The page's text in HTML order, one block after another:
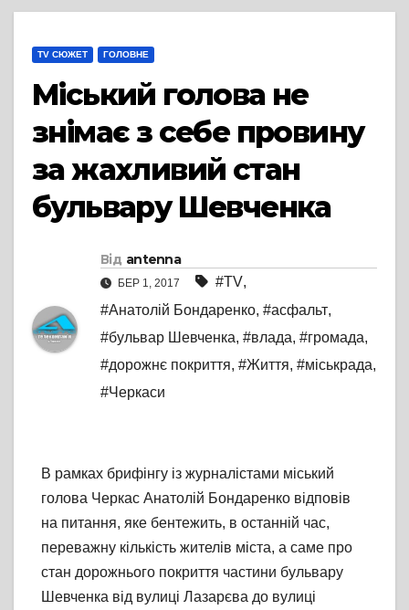
TV СЮЖЕТ ГОЛОВНЕ
Міський голова не
знімає з себе провину
за жахливий стан
бульвару Шевченка
Від antenna
БЕР 1, 2017 #TV,
#Анатолій Бондаренко, #асфальт,
#бульвар Шевченка, #влада, #громада,
#дорожнє покриття, #Життя, #міськрада,
#Черкаси
В рамках брифінгу із журналістами міський
голова Черкас Анатолій Бондаренко відповів
на питання, яке бентежить, в останній час,
переважну кількість жителів міста, а саме про
стан дорожнього покриття частини бульвару
Шевченка від вулиці Лазарєва до вулиці